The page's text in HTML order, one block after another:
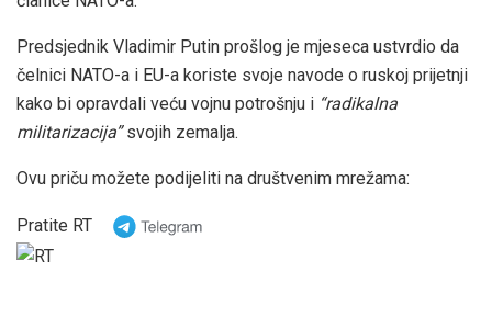
Predsjednik Vladimir Putin prošlog je mjeseca ustvrdio da
čelnici NATO-a i EU-a koriste svoje navode o ruskoj prijetnji
kako bi opravdali veću vojnu potrošnju i “radikalna
militarizacija”svojih zemalja.
Ovu priču možete podijeliti na društvenim mrežama:
Pratite RT